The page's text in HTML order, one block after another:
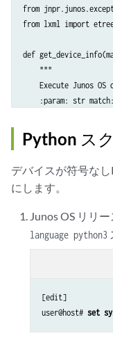
if __name__ ==
def main():
args =
cli_command =
# generate the
# print RPC
if __name__ ==
    xml_items = []
for intf in
/*[local-
name =
# append the
interface =
interface.text
    return xml_items
from
from lxml import
def
    """
Execute Junos OS
:param: str
    """
    try:
with Device()
root
            else:
    xml_items = []
Python ス
デバイスが符号な
にします。
Junos OS リリ
language python3
[edit]
user@host# set